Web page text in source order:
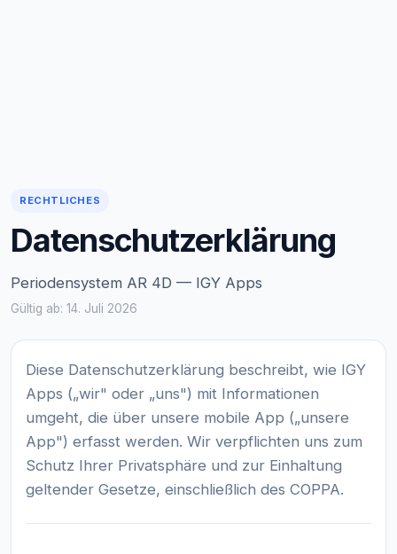
RECHTLICHES
Datenschutzerklärung
Periodensystem AR 4D — IGY Apps
Gültig ab: 14. Juli 2026
Diese Datenschutzerklärung beschreibt, wie IGY
Apps („wir" oder „uns") mit Informationen
umgeht, die über unsere mobile App („unsere
App") erfasst werden. Wir verpflichten uns zum
Schutz Ihrer Privatsphäre und zur Einhaltung
geltender Gesetze, einschließlich des COPPA.